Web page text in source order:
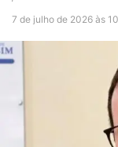
7 de julho de 2026 às